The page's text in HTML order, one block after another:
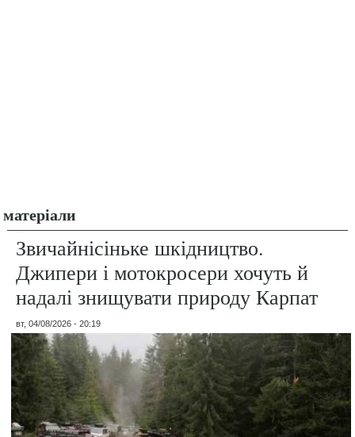
матеріали
Звичайнісіньке шкідництво.
Джипери і мотокросери хочуть й
надалі знищувати природу Карпат
вт, 04/08/2026 - 20:19